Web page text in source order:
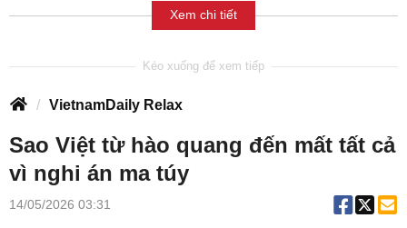
Xem chi tiết
VietnamDaily Relax
Sao Việt từ hào quang đến mất tất cả
vì nghi án ma túy
14/05/2026 03:31